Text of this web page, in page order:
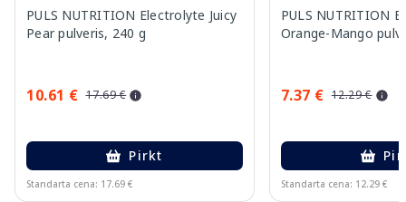
PULS NUTRITION Electrolyte Juicy
Pear pulveris, 240 g
10.61 € 17.69 €
Pirkt
Standarta cena: 17.69 €
PULS NUTRITION
Orange-Mango
7.37 € 12.29 €
Standarta cena: 12.29 €